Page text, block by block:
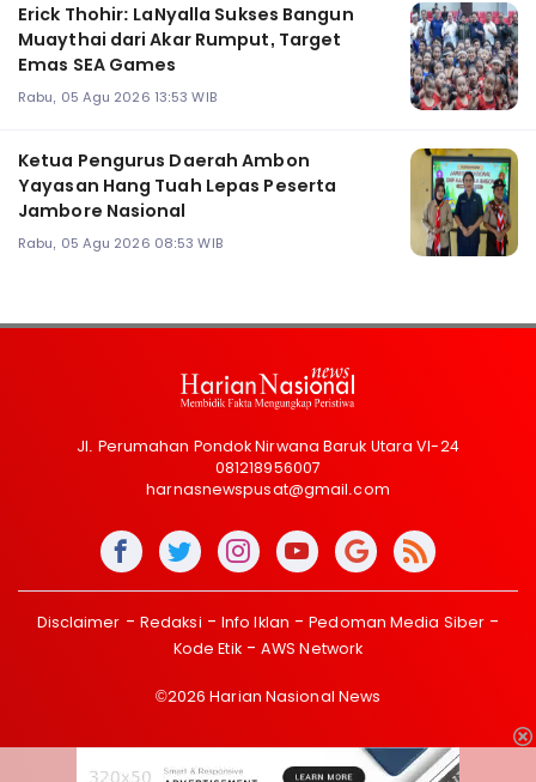
Erick Thohir: LaNyalla Sukses Bangun
Muaythai dari Akar Rumput, Target
Emas SEA Games
Rabu, 05 Agu 2026 13:53 WIB
Ketua Pengurus Daerah Ambon
Yayasan Hang Tuah Lepas Peserta
Jambore Nasional
Rabu, 05 Agu 2026 08:53 WIB
Jl. Perumahan Pondok Nirwana Baruk Utara VI-24
081218956007
harnasnewspusat@gmail.com
Disclaimer Redaksi Info Iklan
Pedoman Media Siber
Kode Etik
AWS Network
©2026 Harian Nasional News